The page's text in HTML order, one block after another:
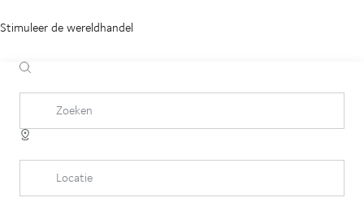
Stimuleer de wereldhandel
Zoeken
Locatie